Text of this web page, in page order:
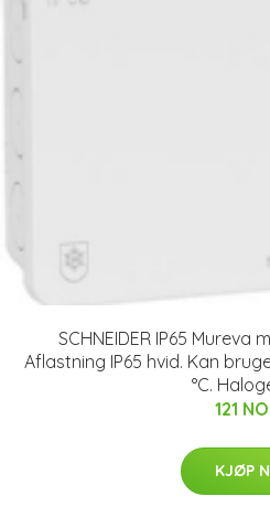
SCHNEIDER IP65 Mureva
Aflastning IP65 hvid. Kan
°C.
121
KJØP